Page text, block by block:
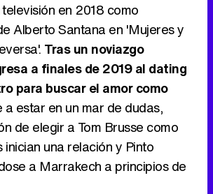
Canción ganadora de Eurovisión 2026: DARA con "Bangaranga" por Bulgaria
en 2018 como
Alberto Santana en 'Mujeres y
Tras un noviazgo
a finales de 2019 al dating
para buscar el amor como
a estar en un mar de dudas,
de elegir a Tom Brusse como
una relación y Pinto
a Marrakech a principios de